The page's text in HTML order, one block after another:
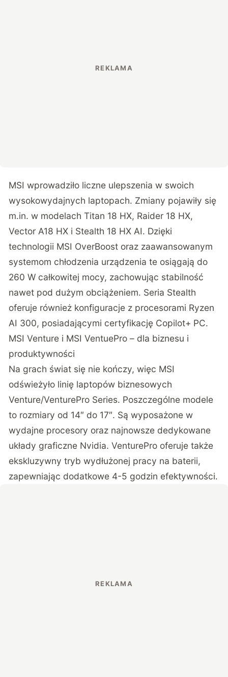
MSI wprowadziło liczne ulepszenia w swoich
wysokowydajnych laptopach. Zmiany pojawiły się
m.in. w modelach Titan 18 HX, Raider 18 HX,
Vector A18 HX i Stealth 18 HX AI. Dzięki
technologii MSI OverBoost oraz zaawansowanym
systemom chłodzenia urządzenia te osiągają do
260 W całkowitej mocy, zachowując stabilność
nawet pod dużym obciążeniem. Seria Stealth
oferuje również konfiguracje z procesorami Ryzen
AI 300, posiadającymi certyfikację Copilot+ PC.
MSI Venture i MSI VentuePro – dla biznesu i
produktywności
Na grach świat się nie kończy, więc MSI
odświeżyło linię laptopów biznesowych
Venture/VenturePro Series. Poszczególne modele
to rozmiary od 14″ do 17″. Są wyposażone w
wydajne procesory oraz najnowsze dedykowane
układy graficzne Nvidia. VenturePro oferuje także
ekskluzywny tryb wydłużonej pracy na baterii,
zapewniając dodatkowe 4-5 godzin efektywności.